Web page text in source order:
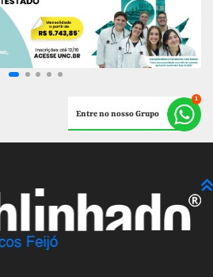
Entre no nosso Grupo